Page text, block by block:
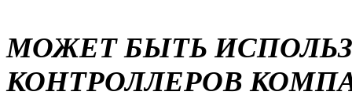
МОЖЕТ БЫТЬ
КОНТРОЛЛЕРОВ